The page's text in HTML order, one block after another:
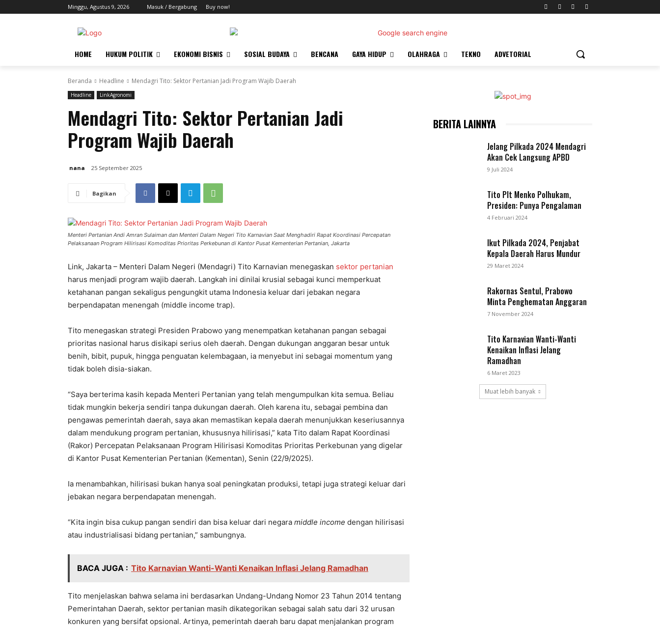
Minggu, Agustus 9, 2026 Masuk / Bergabung Buy now!
HOME HUKUM POLITIK EKONOMI BISNIS SOSIAL BUDAYA BENCANA GAYA HIDUP OLAHRAGA TEKNO ADVETORIAL
Beranda Headline Mendagri Tito: Sektor Pertanian Jadi Program Wajib Daerah
Headline LinkAgronomi
Mendagri Tito: Sektor Pertanian Jadi
Program Wajib Daerah
nana 25 September 2025
Bagikan
Menteri Pertanian Andi Amran Sulaiman dan Menteri Dalam Negeri Tito Karnavian Saat Menghadiri Rapat Koordinasi Percepatan
Pelaksanaan Program Hilirisasi Komoditas Prioritas Perkebunan di Kantor Pusat Kementerian Pertanian, Jakarta
Link, Jakarta – Menteri Dalam Negeri (Mendagri) Tito Karnavian menegaskan sektor pertanian
harus menjadi program wajib daerah. Langkah ini dinilai krusial sebagai kunci memperkuat
ketahanan pangan sekaligus pengungkit utama Indonesia keluar dari jebakan negara
berpendapatan menengah (middle income trap).
Tito menegaskan strategi Presiden Prabowo yang menempatkan ketahanan pangan sebagai
prioritas nasional harus disikapi serius oleh daerah. Dengan dukungan anggaran besar untuk
benih, bibit, pupuk, hingga penguatan kelembagaan, ia menyebut ini sebagai momentum yang
tidak boleh disia-siakan.
“Saya berterima kasih kepada Menteri Pertanian yang telah mengumpulkan kita semua. Beliau
tidak mungkin bekerja sendiri tanpa dukungan daerah. Oleh karena itu, sebagai pembina dan
pengawas pemerintah daerah, saya akan memastikan kepala daerah menunjukkan keseriusannya
dalam mendukung program pertanian, khususnya hilirisasi,” kata Tito dalam Rapat Koordinasi
(Rakor) Percepatan Pelaksanaan Program Hilirisasi Komoditas Prioritas Perkebunan yang digelar
di Kantor Pusat Kementerian Pertanian (Kementan), Senin (22/9/2025).
Ia menambahkan, hilirisasi bukan hanya soal peningkatan produksi, tetapi juga strategi keluar dari
jebakan negara berpendapatan menengah.
“Kita ingin bisa cukup pangan sendiri dan bisa keluar dari negara middle income dengan hilirisasi
atau industrialisasi bidang pertanian,” sambungnya.
BACA JUGA : Tito Karnavian Wanti-Wanti Kenaikan Inflasi Jelang Ramadhan
Tito menjelaskan bahwa selama ini berdasarkan Undang-Undang Nomor 23 Tahun 2014 tentang
Pemerintahan Daerah, sektor pertanian masih dikategorikan sebagai salah satu dari 32 urusan
konkuren yang bersifat opsional. Artinya, pemerintah daerah baru dapat menjalankan program
BERITA LAINNYA
Jelang Pilkada 2024 Mendagri
Akan Cek Langsung APBD
9 Juli 2024
Tito Plt Menko Polhukam,
Presiden: Punya Pengalaman
4 Februari 2024
Ikut Pilkada 2024, Penjabat
Kepala Daerah Harus Mundur
29 Maret 2024
Rakornas Sentul, Prabowo
Minta Penghematan Anggaran
7 November 2024
Tito Karnavian Wanti-Wanti
Kenaikan Inflasi Jelang
Ramadhan
6 Maret 2023
Muat lebih banyak